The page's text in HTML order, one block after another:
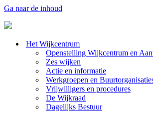
Ga naar de inhoud
Het Wijkcentrum
Openstelling Wijkcentrum en
Zes wijken
Actie en informatie
Werkgroepen en
Vrijwilligers en procedures
De Wijkraad
Dagelijks Bestuur